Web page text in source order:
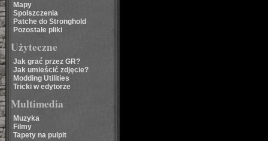
Mapy
Spolszczenia
Patche do Stronghold
Pozostałe pliki
Użyteczne
Jak grać przez GR?
Jak umieścić zdjęcie?
Modding Utilities
Tricki w edytorze
Multimedia
Muzyka
Filmy
Tapety na pulpit